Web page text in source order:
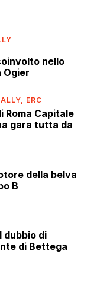
nello
ERC
Roma Capitale
gara tutta da
della belva
B
dubbio di
di Bettega